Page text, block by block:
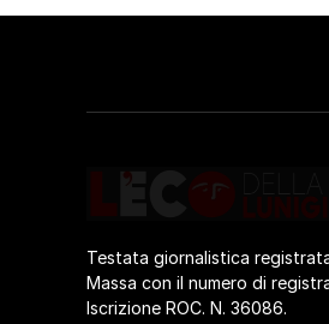
Testata giornalistica
Massa con il numero di
Iscrizione ROC. N. 36086.